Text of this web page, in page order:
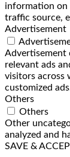
information on
traffic source,
Advertisement
Advertisement
relevant ads
visitors across
customized
Others
Others
Other
analyzed and
SAVE &